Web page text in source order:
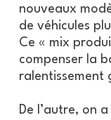
nouveaux
de véhicules
Ce « mix
compenser la
ralentissement
De l’autre, on